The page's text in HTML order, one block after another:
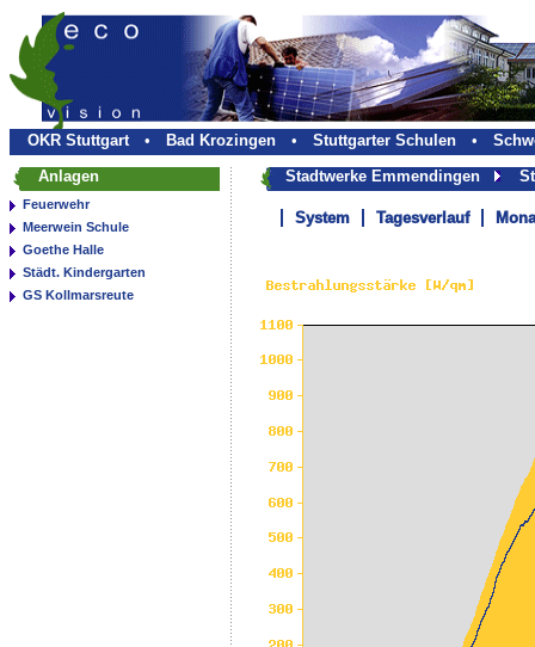
OKR Stuttgart • Bad Krozingen • Stuttgarter Schulen •
Anlagen
Feuerwehr
Meerwein Schule
Goethe Halle
Städt. Kindergarten
GS Kollmarsreute
Stadtwerke Emmendingen
System Tagesverlauf